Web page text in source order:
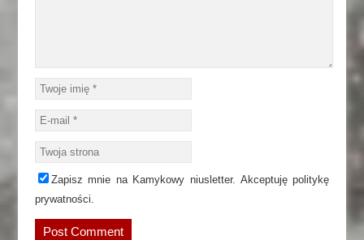
Zapisz mnie na Kamykowy niusletter. Akceptuję politykę
prywatności.